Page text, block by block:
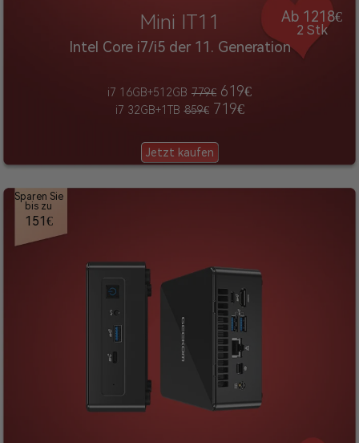
Ab 1218€
2 Stk
Mini IT11
Intel Core i7/i5 der 11. Generation
i7 32GB+1TB 859€719€
i7 16GB+512GB 779€ 619€
Jetzt kaufen
Sparen Sie
bis zu
151€